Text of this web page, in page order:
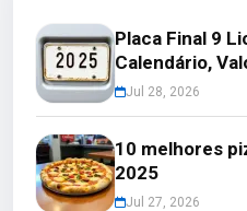
Placa Final 9
Calendário,
Jul 28, 2026
10 melhores
2025
Jul 27, 2026